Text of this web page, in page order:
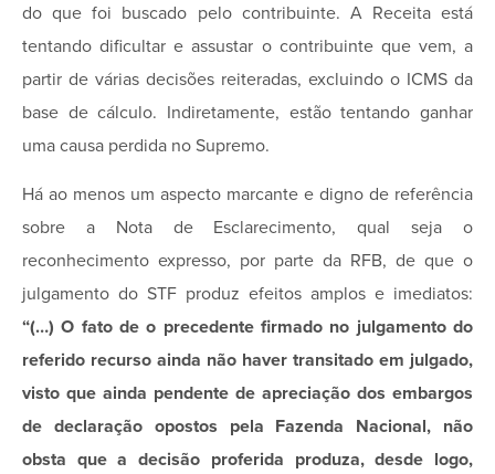
do que foi buscado pelo contribuinte. A Receita está
tentando dificultar e assustar o contribuinte que vem, a
partir de várias decisões reiteradas, excluindo o ICMS da
base de cálculo. Indiretamente, estão tentando ganhar
uma causa perdida no Supremo.
Há ao menos um aspecto marcante e digno de referência
sobre a Nota de Esclarecimento, qual seja o
reconhecimento expresso, por parte da RFB, de que o
julgamento do STF produz efeitos amplos e imediatos:
“(…)O fato de o precedente firmado no julgamento do
referido recurso ainda não haver transitado em julgado,
visto que ainda pendente de apreciação dos embargos
de declaração opostos pela Fazenda Nacional, não
obsta que a decisão proferida produza, desde logo,